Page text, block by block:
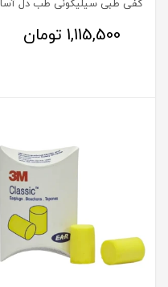
کفی طبی سیلیکونی طب دل آسا
1,115,500 تومان